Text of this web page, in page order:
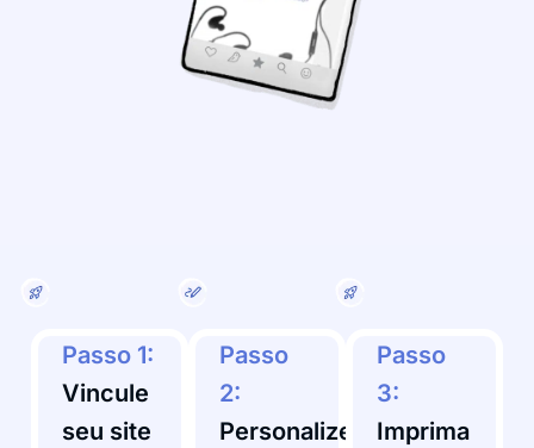
Passo 1:
Vincule
seu site
Passo
2:
Personalize
Passo
3:
Imprima